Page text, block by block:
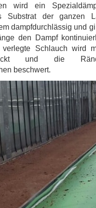
wird ein
Substrat der ganzen
dampfdurchlässig und
den Dampf
Schlauch wird
und die
beschwert.